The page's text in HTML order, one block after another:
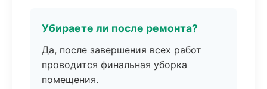
Убираете ли после ремонта?
Да, после завершения всех работ
проводится финальная уборка
помещения.